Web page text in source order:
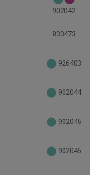
902042
833473
926403
902044
902045
902046